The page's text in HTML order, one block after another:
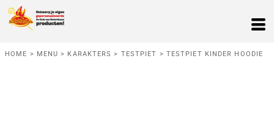
HOME > MENU > KARAKTERS > TESTPIET > TESTPIET KINDER HOODIE